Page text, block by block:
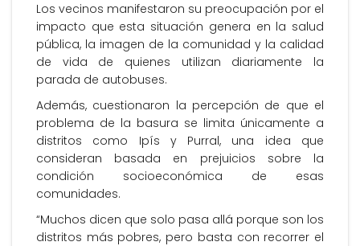
Los vecinos manifestaron su preocupación por el
impacto que esta situación genera en la salud
pública, la imagen de la comunidad y la calidad
de vida de quienes utilizan diariamente la
parada de autobuses.
Además, cuestionaron la percepción de que el
problema de la basura se limita únicamente a
distritos como Ipís y Purral, una idea que
consideran basada en prejuicios sobre la
condición socioeconómica de esas
comunidades.
“Muchos dicen que solo pasa allá porque son los
distritos más pobres, pero basta con recorrer el